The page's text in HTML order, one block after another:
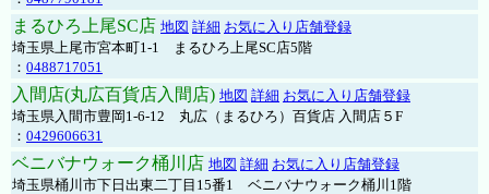
まるひろ上尾SC店 地図 詳細 お気に入り店舗登録
埼玉県上尾市宮本町1-1 まるひろ上尾SC店5階
： 0488717051
入間店(丸広百貨店入間店) 地図 詳細 お気に入り店舗登録
埼玉県入間市豊岡1-6-12 丸広（まるひろ）百貨店 入間店５F
： 0429606631
ベニバナウォーク桶川店 地図 詳細 お気に入り店舗登録
埼玉県桶川市下日出東二丁目15番1 ベニバナウォーク桶川1階